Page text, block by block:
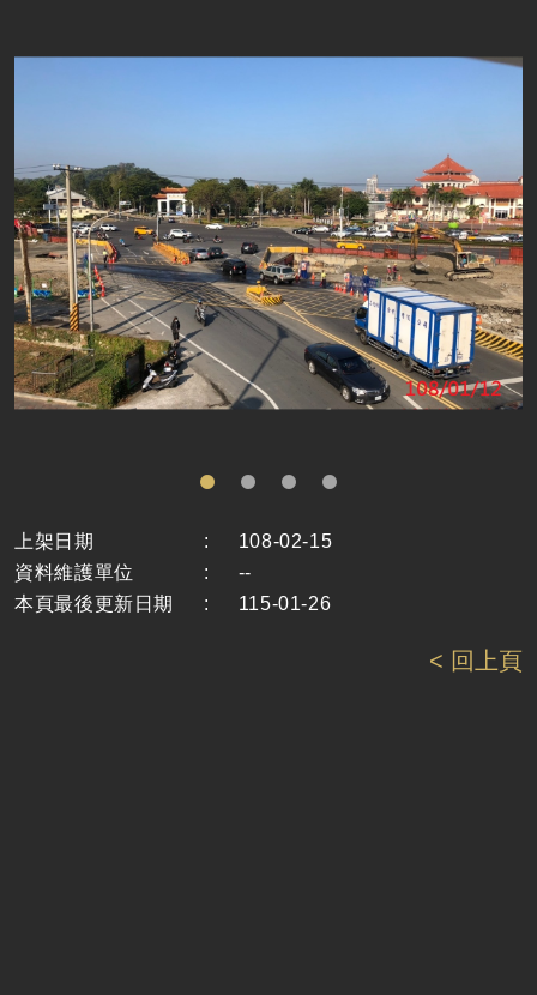
上架日期 :
108-02-15
資料維護單位
:
--
本頁最後更新日期
: 115-01-26
< 回上頁